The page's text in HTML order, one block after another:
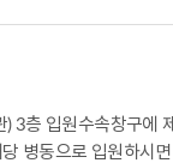
3층 입원수속창구에
병동으로 입원하시